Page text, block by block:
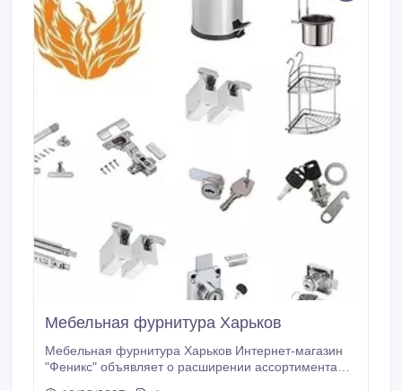
Мебельная фурнитура Харьков
Мебельная фурнитура Харьков Интернет-магазин
"Феникс" объявляет о расширении ассортимента